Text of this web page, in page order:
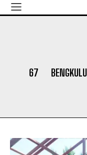
67